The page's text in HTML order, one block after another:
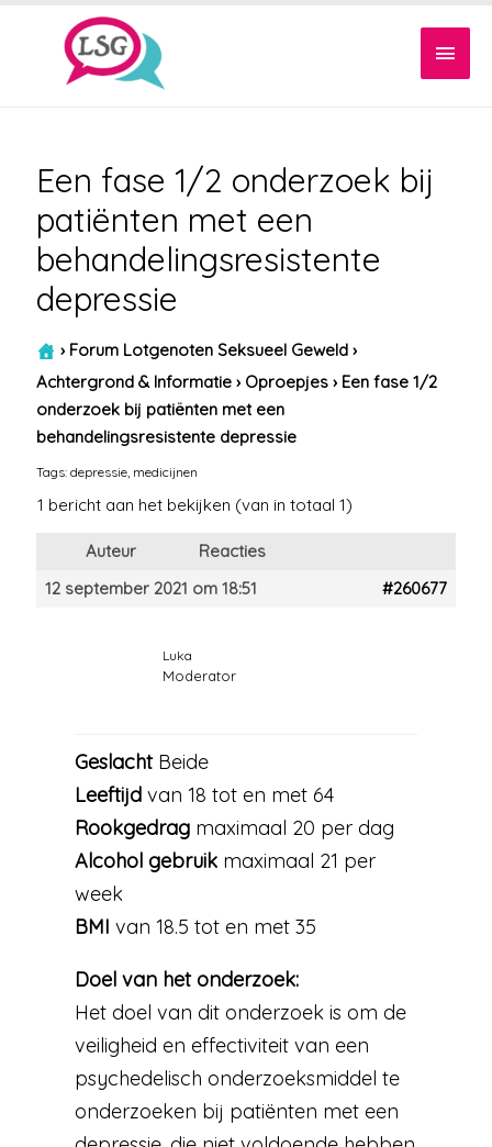
Een fase 1/2 onderzoek bij
patiënten met een
behandelingsresistente
depressie
› Forum Lotgenoten Seksueel Geweld ›
Achtergrond & Informatie › Oproepjes › Een fase 1/2
onderzoek bij patiënten met een
behandelingsresistente depressie
Tags:depressie medicijnen
1 bericht aan het bekijken (van in totaal 1)
Auteur
Reacties
12 september 2021 om 18:51
#260677
Luka
Moderator
GeslachtBeide
Leeftijd van 18 tot en met 64
Rookgedrag maximaal 20 per dag
Alcohol gebruik maximaal 21 per
week
BMI van 18.5 tot en met 35
Doel van het onderzoek:
Het doel van dit onderzoek is om de
veiligheid en effectiviteit van een
psychedelisch onderzoeksmiddel te
onderzoeken bij patiënten met een